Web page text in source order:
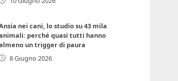
nei cani, lo studio su 43 mila
perché quasi tutti hanno
un trigger di paura
8 Giugno 2026